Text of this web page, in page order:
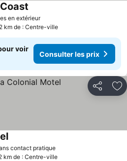
en extérieur
km de : Centre-ville
voir
Consulter les prix
Partager
contact pratique
km de : Centre-ville